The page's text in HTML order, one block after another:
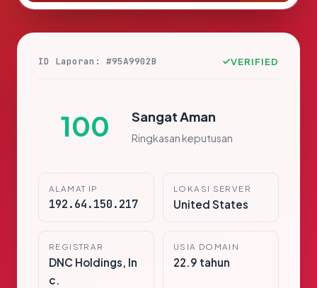
ID Laporan: #95A9902B VERIFIED
100 Sangat Aman
Ringkasan keputusan
ALAMAT IP
192.64.150.217
LOKASI SERVER
United States
REGISTRAR
DNC Holdings, In
c.
USIA DOMAIN
22.9 tahun